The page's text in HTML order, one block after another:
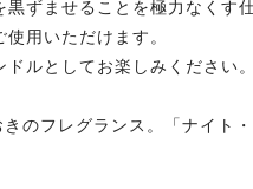
ずませることを極力なくす
用いただけます。
ルとしてお楽しみください。
のフレグランス。「ナイト